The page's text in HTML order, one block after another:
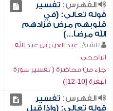
الفهرس: تفسير
قوله تعالى: (في
قلوبهم مرض فزادهم
الله مرضاً...)
للشيخ: عبد العزيز بن عبد الله
الراجحي
جزء من محاضرة ( تفسير سورة
البقرة [10-12])
الفهرس: تفسير
قوله تعالى: (وإذا قيل